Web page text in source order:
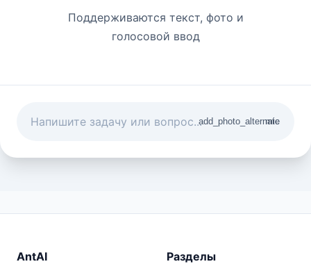
Поддерживаются текст, фото и
голосовой ввод
add_photo_alternate
mic
AntAI Разделы